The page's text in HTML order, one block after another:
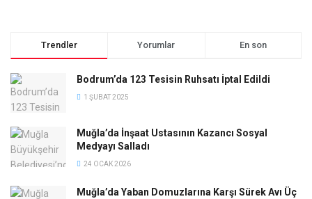
Trendler Yorumlar En son
Bodrum’da 123 Tesisin Ruhsatı İptal Edildi
1 ŞUBAT 2025
Muğla’da İnşaat Ustasının Kazancı Sosyal
Medyayı Salladı
24 OCAK 2026
Muğla’da Yaban Domuzlarına Karşı Sürek Avı Üç